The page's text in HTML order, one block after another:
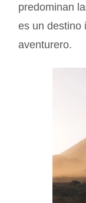
predominan
es un destino
aventurero.